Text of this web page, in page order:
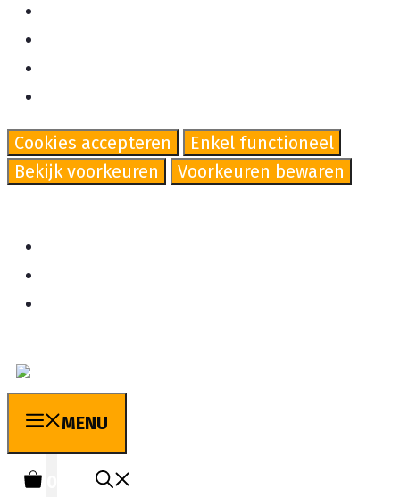
Cookies accepteren
Enkel functioneel
Bekijk voorkeuren
Voorkeuren bewaren
MENU